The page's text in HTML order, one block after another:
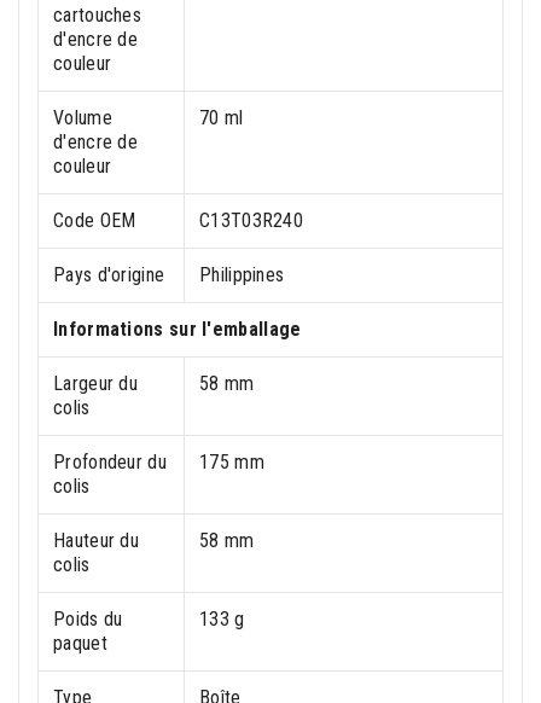
cartouches
d'encre de
couleur
Volume
d'encre de
couleur
70 ml
Code OEM C13T03R240
Pays d'origine Philippines
Informations sur l'emballage
Largeur du
colis
58 mm
Profondeur du
colis
175 mm
Hauteur du
colis
58 mm
Poids du
paquet
133 g
Type
Boîte